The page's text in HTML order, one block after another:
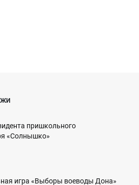
пришкольного
«Солнышко»
игра «Выборы воеводы Дона»